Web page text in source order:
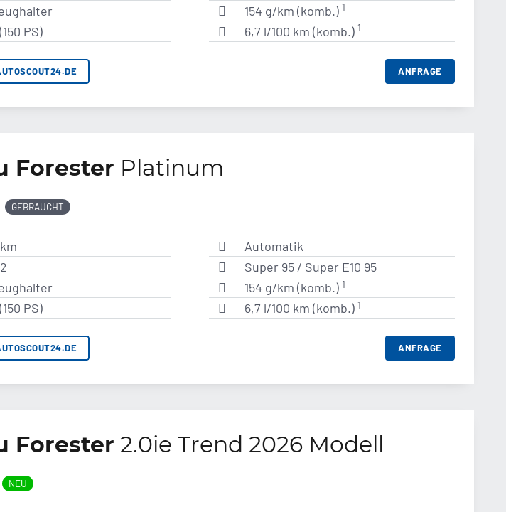
PS)
154 g/km (komb.) 1
6,7 l/100 km (komb.) 1
ANFRAGE
Forester Platinum
GEBRAUCHT
PS)
Automatik
Super 95 / Super E10 95
154 g/km (komb.) 1
6,7 l/100 km (komb.) 1
ANFRAGE
Forester 2.0ie Trend 2026 Modell
NEU